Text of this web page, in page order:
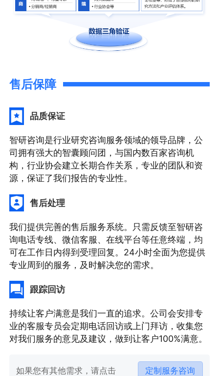
售后保障
品质保证
智研咨询是行业研究咨询服务领域的领导品牌，公
司拥有强大的智囊顾问团，与国内数百家咨询机
构，行业协会建立长期合作关系，专业的团队和资
源，保证了我们报告的专业性。
售后处理
我们提供完善的售后服务系统。只需反馈至智研咨
询电话专线、微信客服、在线平台等任意终端，均
可在工作日内得到受理回复。24小时全面为您提供
专业周到的服务，及时解决您的需求。
跟踪回访
持续让客户满意是我们一直的追求。公司会安排专
业的客服专员会定期电话回访或上门拜访，收集您
对我们服务的意见及建议，做到让客户100%满意。
如果您有其他需求，请点击 定制服务咨询